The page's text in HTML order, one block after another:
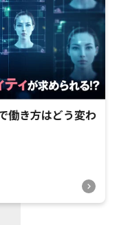
働き方はどう変わ